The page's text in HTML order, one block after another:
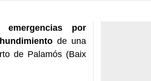
por
de una
de Palamós (Baix